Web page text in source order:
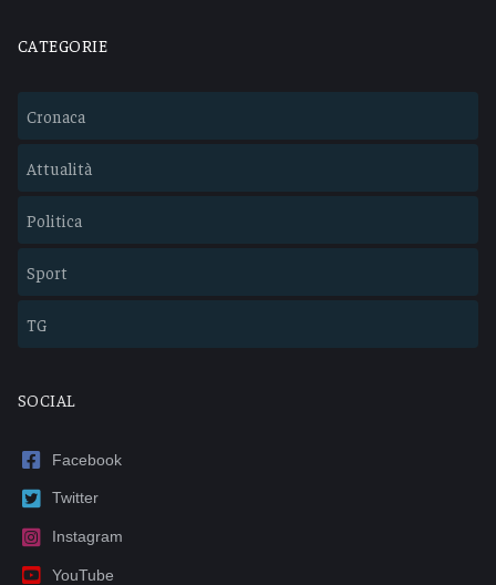
CATEGORIE
Cronaca
Attualità
Politica
Sport
TG
SOCIAL
Facebook
Twitter
Instagram
YouTube